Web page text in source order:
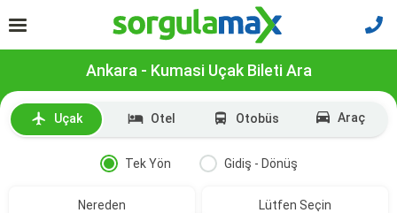
Ankara - Kumasi Uçak Bileti Ara
Uçak Otel Otobüs Araç
Tek Yön Gidiş - Dönüş
Nereden Lütfen Seçin